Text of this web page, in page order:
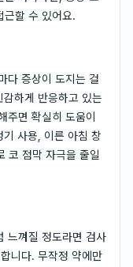
근할 수 있어요.
다 증상이 도지는 걸
하게 반응하고 있는
주면 확실히 도움이
사용, 이른 아침 창
코 점막 자극을 줄일
느껴질 정도라면 검사
니다. 무작정 약에만